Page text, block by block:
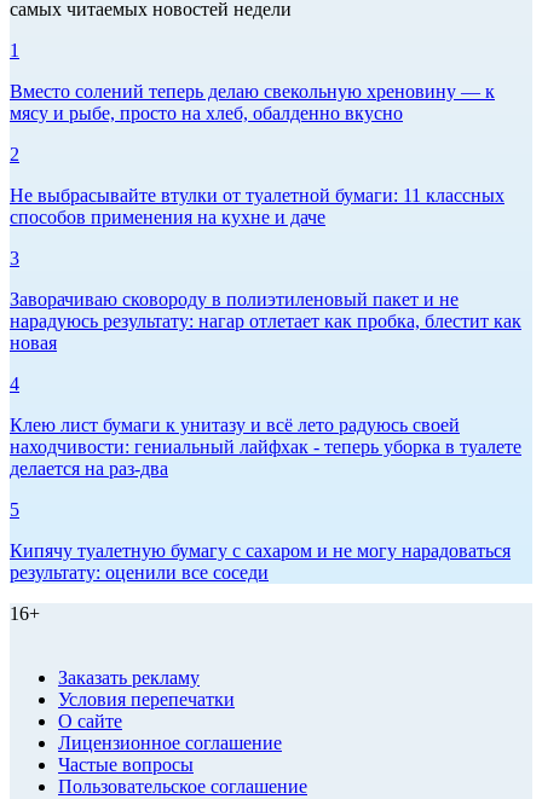
самых читаемых новостей недели
1
Вместо солений теперь делаю свекольную хреновину — к
мясу и рыбе, просто на хлеб, обалденно вкусно
2
Не выбрасывайте втулки от туалетной бумаги: 11 классных
способов применения на кухне и даче
3
Заворачиваю сковороду в полиэтиленовый пакет и не
нарадуюсь результату: нагар отлетает как пробка, блестит как
новая
4
Клею лист бумаги к унитазу и всё лето радуюсь своей
находчивости: гениальный лайфхак - теперь уборка в туалете
делается на раз-два
5
Кипячу туалетную бумагу с сахаром и не могу нарадоваться
результату: оценили все соседи
16+
Заказать рекламу
Условия перепечатки
О сайте
Лицензионное соглашение
Частые вопросы
Пользовательское соглашение